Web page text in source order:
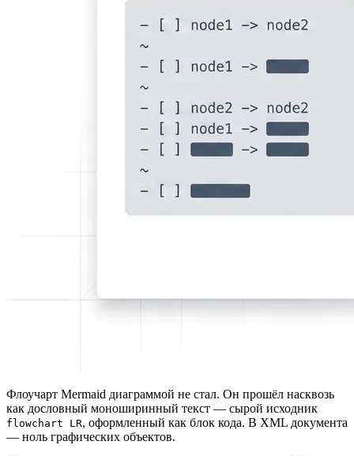
Флоучарт Mermaid диаграммой не стал. Он прошёл насквозь
как дословный моноширинный текст — сырой исходник
flowchart LR, оформленный как блок кода. В XML документа
— ноль графических объектов.